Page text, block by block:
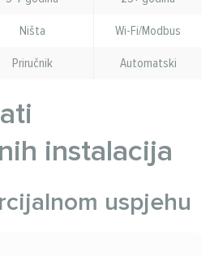
Ništa
Wi-Fi/Modbus
Priručnik Automatski
instalacija
uspjehu